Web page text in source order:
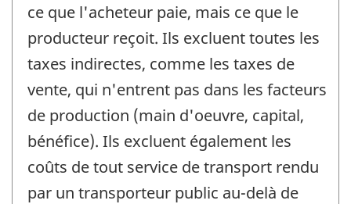
ce que l'acheteur paie, mais ce que le
producteur reçoit. Ils excluent toutes les
taxes indirectes, comme les taxes de
vente, qui n'entrent pas dans les facteurs
de production (main d'oeuvre, capital,
bénéfice). Ils excluent également les
coûts de tout service de transport rendu
par un transporteur public au-delà de